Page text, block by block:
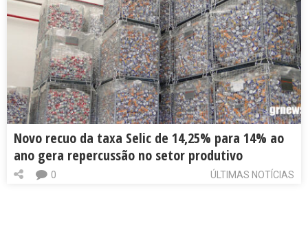
Novo recuo da taxa Selic de 14,25% para 14% ao
ano gera repercussão no setor produtivo
ÚLTIMAS NOTÍCIAS
0